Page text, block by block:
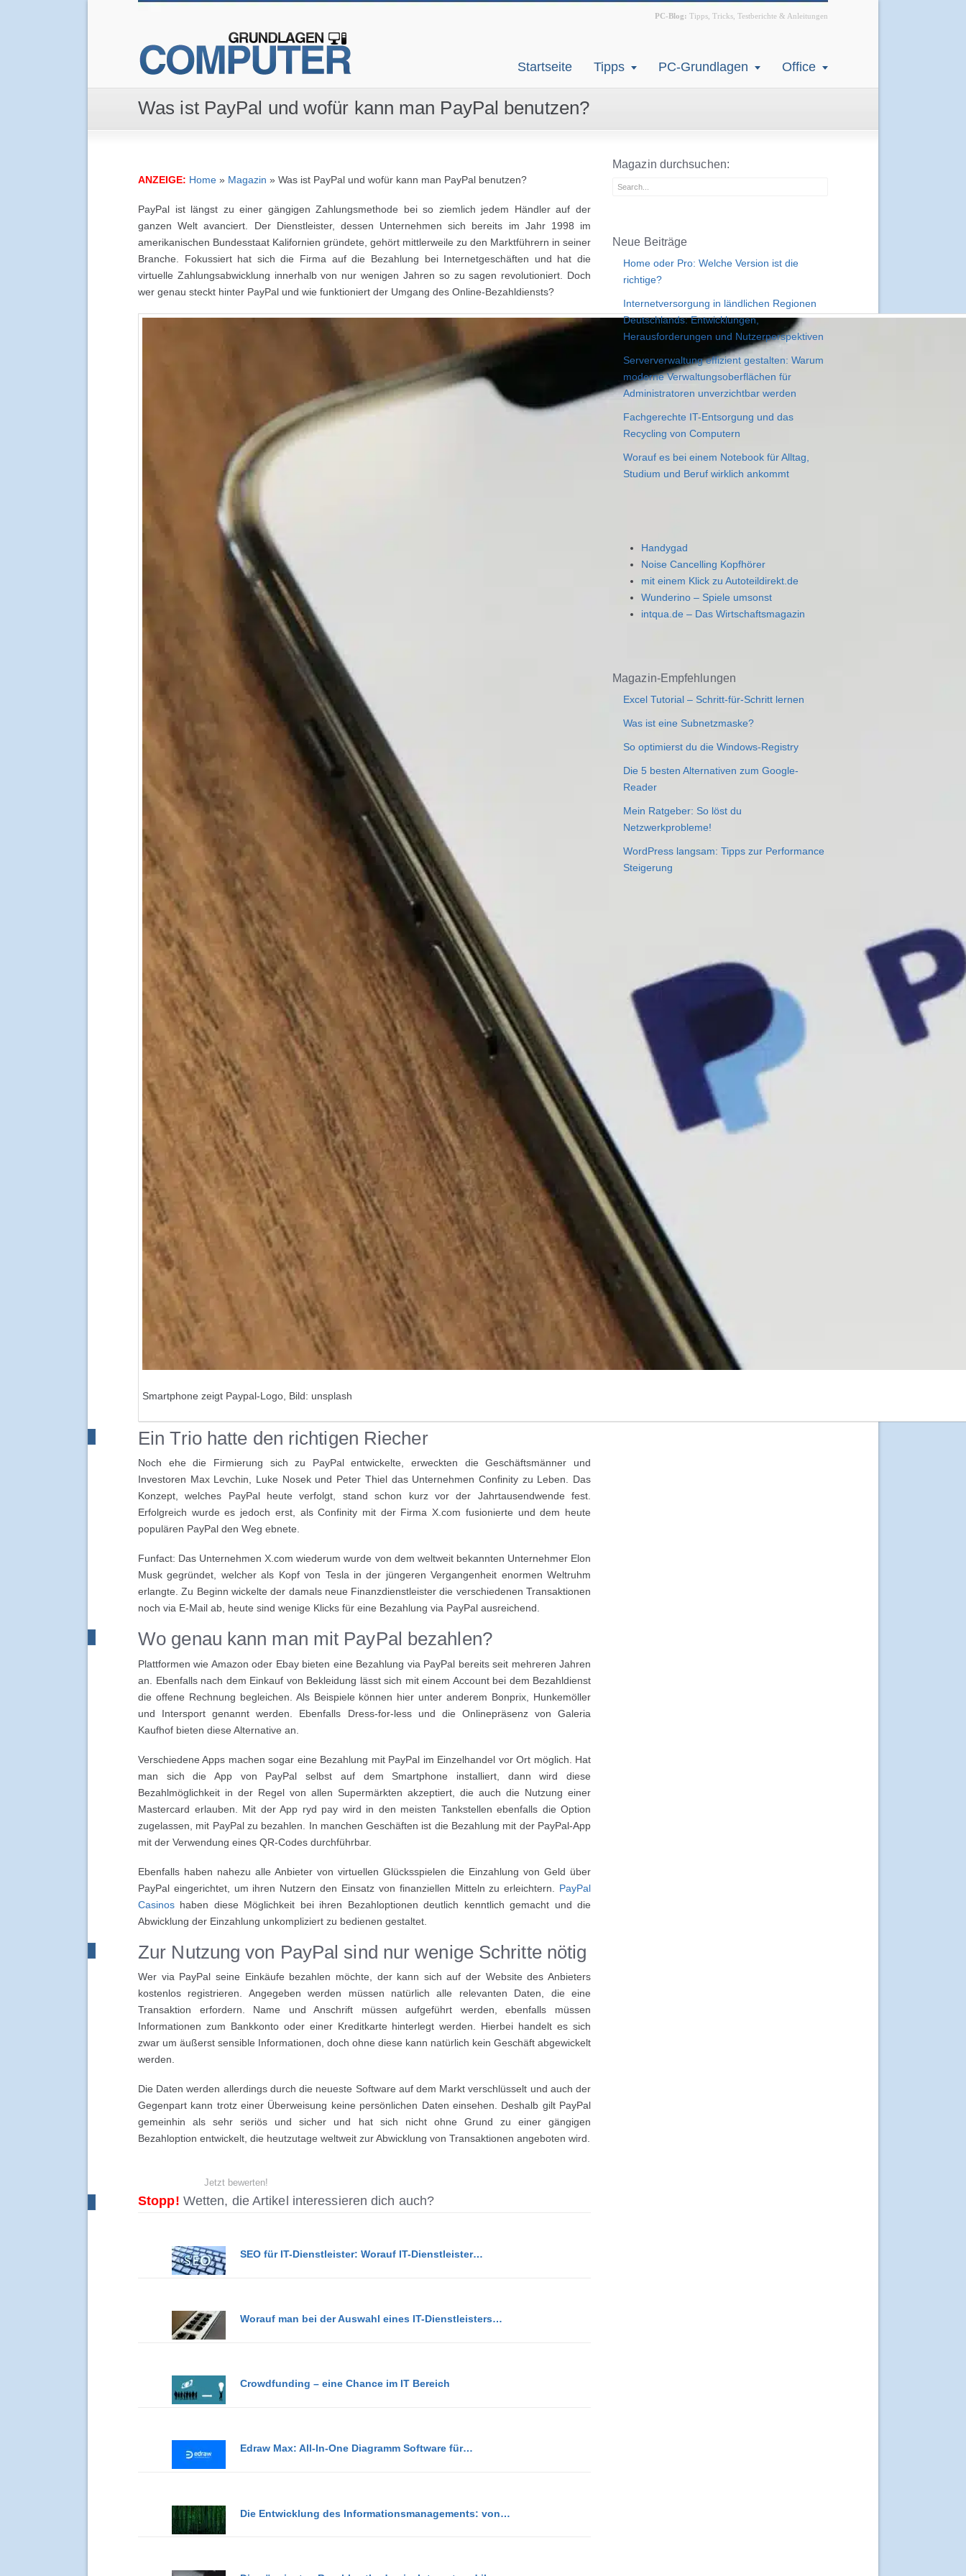
PC-Blog: Tipps, Tricks, Testberichte & Anleitungen
Startseite Tipps PC-Grundlagen Office
Was ist PayPal und wofür kann man PayPal benutzen?
ANZEIGE: Home » Magazin » Was ist PayPal und wofür kann man PayPal benutzen?
PayPal ist längst zu einer gängigen Zahlungsmethode bei so ziemlich jedem Händler auf der
ganzen Welt avanciert. Der Dienstleister, dessen Unternehmen sich bereits im Jahr 1998 im
amerikanischen Bundesstaat Kalifornien gründete, gehört mittlerweile zu den Marktführern in seiner
Branche. Fokussiert hat sich die Firma auf die Bezahlung bei Internetgeschäften und hat die
virtuelle Zahlungsabwicklung innerhalb von nur wenigen Jahren so zu sagen revolutioniert. Doch
wer genau steckt hinter PayPal und wie funktioniert der Umgang des Online-Bezahldiensts?
Smartphone zeigt Paypal-Logo, Bild: unsplash
Ein Trio hatte den richtigen Riecher
Noch ehe die Firmierung sich zu PayPal entwickelte, erweckten die Geschäftsmänner und
Investoren Max Levchin, Luke Nosek und Peter Thiel das Unternehmen Confinity zu Leben. Das
Konzept, welches PayPal heute verfolgt, stand schon kurz vor der Jahrtausendwende fest.
Erfolgreich wurde es jedoch erst, als Confinity mit der Firma X.com fusionierte und dem heute
populären PayPal den Weg ebnete.
Funfact: Das Unternehmen X.com wiederum wurde von dem weltweit bekannten Unternehmer Elon
Musk gegründet, welcher als Kopf von Tesla in der jüngeren Vergangenheit enormen Weltruhm
erlangte. Zu Beginn wickelte der damals neue Finanzdienstleister die verschiedenen Transaktionen
noch via E-Mail ab, heute sind wenige Klicks für eine Bezahlung via PayPal ausreichend.
Wo genau kann man mit PayPal bezahlen?
Plattformen wie Amazon oder Ebay bieten eine Bezahlung via PayPal bereits seit mehreren Jahren
an. Ebenfalls nach dem Einkauf von Bekleidung lässt sich mit einem Account bei dem Bezahldienst
die offene Rechnung begleichen. Als Beispiele können hier unter anderem Bonprix, Hunkemöller
und Intersport genannt werden. Ebenfalls Dress-for-less und die Onlinepräsenz von Galeria
Kaufhof bieten diese Alternative an.
Verschiedene Apps machen sogar eine Bezahlung mit PayPal im Einzelhandel vor Ort möglich. Hat
man sich die App von PayPal selbst auf dem Smartphone installiert, dann wird diese
Bezahlmöglichkeit in der Regel von allen Supermärkten akzeptiert, die auch die Nutzung einer
Mastercard erlauben. Mit der App ryd pay wird in den meisten Tankstellen ebenfalls die Option
zugelassen, mit PayPal zu bezahlen. In manchen Geschäften ist die Bezahlung mit der PayPal-App
mit der Verwendung eines QR-Codes durchführbar.
Ebenfalls haben nahezu alle Anbieter von virtuellen Glücksspielen die Einzahlung von Geld über
PayPal eingerichtet, um ihren Nutzern den Einsatz von finanziellen Mitteln zu erleichtern. PayPal
Casinos haben diese Möglichkeit bei ihren Bezahloptionen deutlich kenntlich gemacht und die
Abwicklung der Einzahlung unkompliziert zu bedienen gestaltet.
Zur Nutzung von PayPal sind nur wenige Schritte nötig
Wer via PayPal seine Einkäufe bezahlen möchte, der kann sich auf der Website des Anbieters
kostenlos registrieren. Angegeben werden müssen natürlich alle relevanten Daten, die eine
Transaktion erfordern. Name und Anschrift müssen aufgeführt werden, ebenfalls müssen
Informationen zum Bankkonto oder einer Kreditkarte hinterlegt werden. Hierbei handelt es sich
zwar um äußerst sensible Informationen, doch ohne diese kann natürlich kein Geschäft abgewickelt
werden.
Die Daten werden allerdings durch die neueste Software auf dem Markt verschlüsselt und auch der
Gegenpart kann trotz einer Überweisung keine persönlichen Daten einsehen. Deshalb gilt PayPal
gemeinhin als sehr seriös und sicher und hat sich nicht ohne Grund zu einer gängigen
Bezahloption entwickelt, die heutzutage weltweit zur Abwicklung von Transaktionen angeboten wird.
Jetzt bewerten!
Stopp! Wetten, die Artikel interessieren dich auch?
SEO für IT-Dienstleister: Worauf IT-Dienstleister…
Worauf man bei der Auswahl eines IT-Dienstleisters…
Crowdfunding – eine Chance im IT Bereich
Edraw Max: All-In-One Diagramm Software für…
Die Entwicklung des Informationsmanagements: von…
Magazin durchsuchen:
Neue Beiträge
Home oder Pro: Welche Version ist die
richtige?
Internetversorgung in ländlichen Regionen
Deutschlands: Entwicklungen,
Herausforderungen und Nutzerperspektiven
Serververwaltung effizient gestalten: Warum
moderne Verwaltungsoberflächen für
Administratoren unverzichtbar werden
Fachgerechte IT-Entsorgung und das
Recycling von Computern
Worauf es bei einem Notebook für Alltag,
Studium und Beruf wirklich ankommt
Handygad
Noise Cancelling Kopfhörer
mit einem Klick zu Autoteildirekt.de
Wunderino – Spiele umsonst
intqua.de – Das Wirtschaftsmagazin
Magazin-Empfehlungen
Excel Tutorial – Schritt-für-Schritt lernen
Was ist eine Subnetzmaske?
So optimierst du die Windows-Registry
Die 5 besten Alternativen zum Google-
Reader
Mein Ratgeber: So löst du
Netzwerkprobleme!
WordPress langsam: Tipps zur Performance
Steigerung